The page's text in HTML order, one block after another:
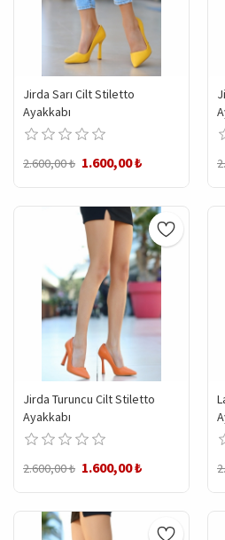
Jirda Sarı Cilt Stiletto
Ayakkabı
2.600,00 ₺ 1.600,00 ₺
Jirda Turuncu Cilt Stiletto
Ayakkabı
2.600,00 ₺ 1.600,00 ₺